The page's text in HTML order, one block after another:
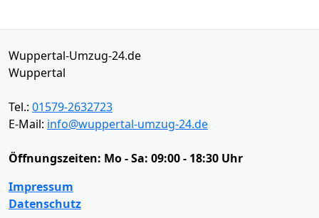
Wuppertal-Umzug-24.de
Wuppertal
Tel.: 01579-2632723
E-Mail: info@wuppertal-umzug-24.de
Öffnungszeiten: Mo - Sa: 09:00 - 18:30 Uhr
Impressum
Datenschutz